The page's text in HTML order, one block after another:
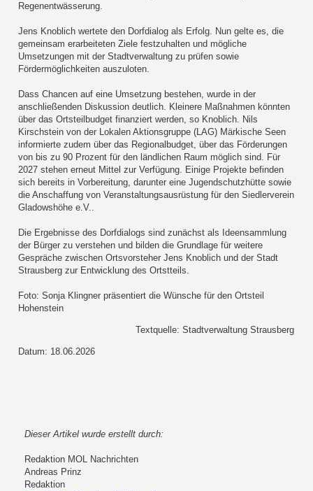
Regenentwässerung.
Jens Knoblich wertete den Dorfdialog als Erfolg. Nun gelte es, die
gemeinsam erarbeiteten Ziele festzuhalten und mögliche
Umsetzungen mit der Stadtverwaltung zu prüfen sowie
Fördermöglichkeiten auszuloten.
Dass Chancen auf eine Umsetzung bestehen, wurde in der
anschließenden Diskussion deutlich. Kleinere Maßnahmen könnten
über das Ortsteilbudget finanziert werden, so Knoblich. Nils
Kirschstein von der Lokalen Aktionsgruppe (LAG) Märkische Seen
informierte zudem über das Regionalbudget, über das Förderungen
von bis zu 90 Prozent für den ländlichen Raum möglich sind. Für
2027 stehen erneut Mittel zur Verfügung. Einige Projekte befinden
sich bereits in Vorbereitung, darunter eine Jugendschutzhütte sowie
die Anschaffung von Veranstaltungsausrüstung für den Siedlerverein
Gladowshöhe e.V..
Die Ergebnisse des Dorfdialogs sind zunächst als Ideensammlung
der Bürger zu verstehen und bilden die Grundlage für weitere
Gespräche zwischen Ortsvorsteher Jens Knoblich und der Stadt
Strausberg zur Entwicklung des Ortstteils.
Foto: Sonja Klingner präsentiert die Wünsche für den Ortsteil
Hohenstein
Textquelle: Stadtverwaltung Strausberg
Datum: 18.06.2026
Dieser Artikel wurde erstellt durch:
Redaktion MOL Nachrichten
Andreas Prinz
Redaktion